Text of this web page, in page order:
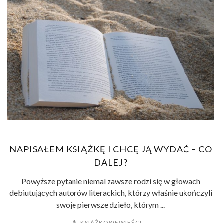
NAPISAŁEM KSIĄŻKĘ I CHCĘ JĄ WYDAĆ – CO
DALEJ?
Powyższe pytanie niemal zawsze rodzi się w głowach
debiutujących autorów literackich, którzy właśnie ukończyli
swoje pierwsze dzieło, którym ...